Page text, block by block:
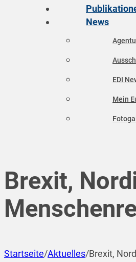
News
EDI
Mein
Brexit,
Startseite/Aktuelles/Brexit,